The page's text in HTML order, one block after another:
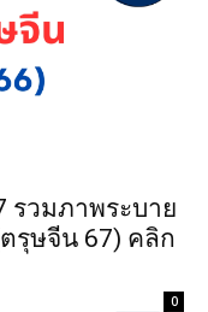
รวมภาพระบาย
รุษจีน 67) คลิก
0